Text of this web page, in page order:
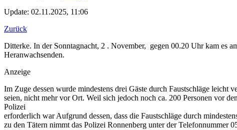
Update: 02.11.2025, 11:06
Zurück
Ditterke. In der Sonntagnacht, 2 . November, gegen 00.20 Uhr kam es
Heranwachsenden.
Anzeige
Im Zuge dessen wurde mindestens drei Gäste durch Faustschläge leicht
seien, nicht mehr vor Ort. Weil sich jedoch noch ca. 200 Personen vor
Polizei
erforderlich war Aufgrund dessen, dass die Faustschläge durch
zu den Tätern nimmt das Polizei Ronnenberg unter der Telefonnummer